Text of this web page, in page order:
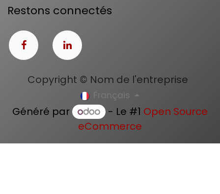
Restons connectés
Copyright © Nom de l'entreprise
Français
Généré par - Le #1 Open Source
eCommerce